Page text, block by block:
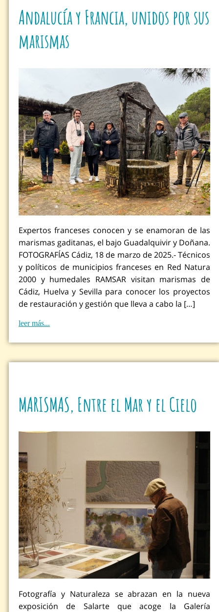
Andalucía y Francia, unidos por sus
marismas
Expertos franceses conocen y se enamoran de las
marismas gaditanas, el bajo Guadalquivir y Doñana.
FOTOGRAFÍAS Cádiz, 18 de marzo de 2025.- Técnicos
y políticos de municipios franceses en Red Natura
2000 y humedales RAMSAR visitan marismas de
Cádiz, Huelva y Sevilla para conocer los proyectos
de restauración y gestión que lleva a cabo la […]
leer más...
MARISMAS, Entre el Mar y el Cielo
Fotografía y Naturaleza se abrazan en la nueva
exposición de Salarte que acoge la Galería